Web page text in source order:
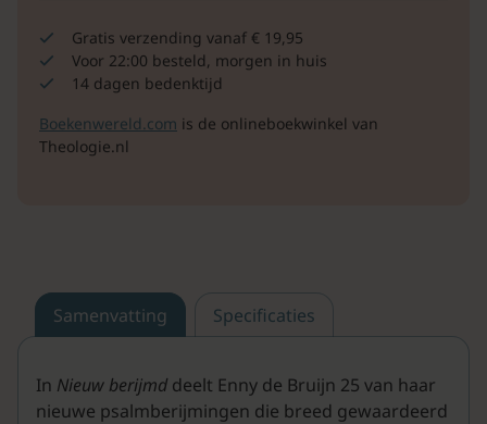
Gratis verzending vanaf € 19,95
Voor 22:00 besteld, morgen in huis
14 dagen bedenktijd
Boekenwereld.com is de onlineboekwinkel van
Theologie.nl
Samenvatting Specificaties
In Nieuw berijmd deelt Enny de Bruijn 25 van haar
nieuwe psalmberijmingen die breed gewaardeerd